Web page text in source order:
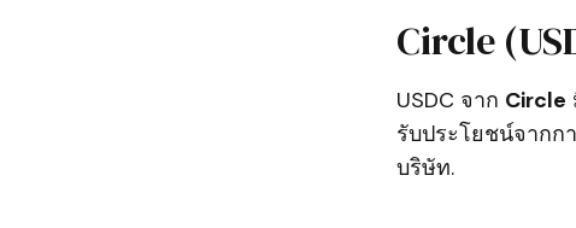
Circle
USDC จาก Circle
รับประโยชน์จากก
บริษัท.